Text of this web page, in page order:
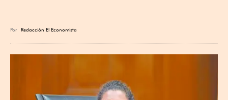
Por Redacción El Economista